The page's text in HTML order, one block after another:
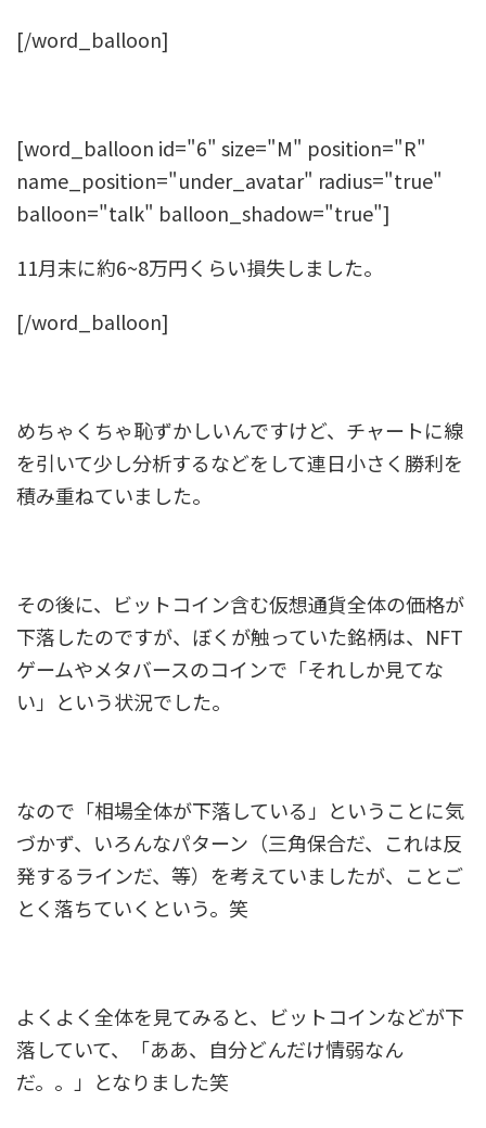
[/word_balloon]
[word_balloon id="6" size="M" position="R"
name_position="under_avatar" radius="true"
balloon="talk" balloon_shadow="true"]
11月末に約6~8万円くらい損失しました。
[/word_balloon]
めちゃくちゃ恥ずかしいんですけど、チャートに線
を引いて少し分析するなどをして連日小さく勝利を
積み重ねていました。
その後に、ビットコイン含む仮想通貨全体の価格が
下落したのですが、ぼくが触っていた銘柄は、NFT
ゲームやメタバースのコインで「それしか見てな
い」という状況でした。
なので「相場全体が下落している」ということに気
づかず、いろんなパターン（三角保合だ、これは反
発するラインだ、等）を考えていましたが、ことご
とく落ちていくという。笑
よくよく全体を見てみると、ビットコインなどが下
落していて、「ああ、自分どんだけ情弱なん
だ。。」となりました笑